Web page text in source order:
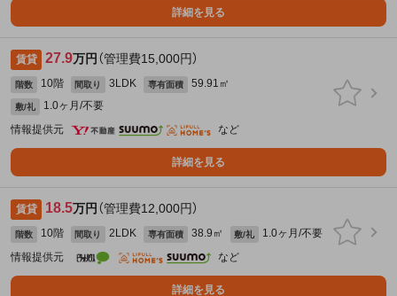
詳細を見る
賃貸 27.9万円 （管理費15,000円）
階数 10階 間取り 3LDK 専有面積 59.91㎡
敷/礼
1.0ヶ月/不要
情報提供元
など
詳細を見る
賃貸 18.5万円 （管理費12,000円）
階数 10階 間取り 2LDK 専有面積 38.9㎡ 敷/礼
1.0ヶ月/不要
情報提供元
など
詳細を見る